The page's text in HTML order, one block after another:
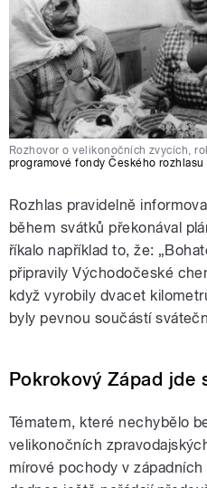
Rozhovor o velikonočních zvycích,
programové fondy Českého rozhlasu
Rozhlas pravidelně
během svátků překonával
říkalo například to, že:
připravily Východočeské
když vyrobily dvacet
byly pevnou součástí
Pokrokový Západ jde
Tématem, které nechybělo
velikonočních
mírové pochody v západních